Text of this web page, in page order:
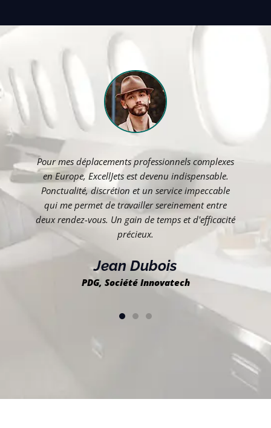
Pour mes déplacements professionnels complexes
en Europe, ExcellJets est devenu indispensable.
Ponctualité, discrétion et un service impeccable
qui me permet de travailler sereinement entre
deux rendez-vous. Un gain de temps et d'efficacité
précieux.
Jean Dubois
PDG, Société Innovatech